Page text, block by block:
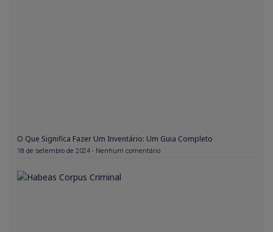
O Que Significa Fazer Um Inventário: Um Guia Completo
18 de setembro de 2024 Nenhum comentário